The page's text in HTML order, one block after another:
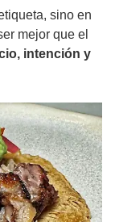
sino en
mejor que el
intención y